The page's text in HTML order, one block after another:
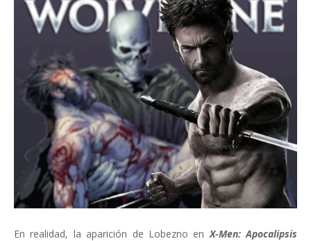
En realidad, la aparición de Lobezno enX-Men: Apocalipsis